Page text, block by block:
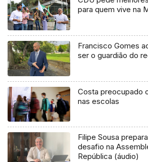
para quem vive na
Francisco Gomes
ser o guardião do
Costa preocupado
nas escolas
Filipe Sousa
desafio na
República (áudio)